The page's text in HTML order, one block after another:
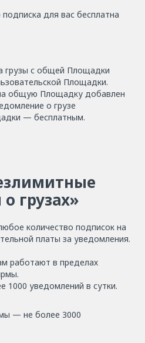
для вас бесплатна
грузы с общей Площадки
Площадки.
общую Площадку добавлен
о грузе
— бесплатным.
грузах»
количество подписок на
платы за уведомления.
работают в пределах
уведомлений в сутки.
— не более 3000